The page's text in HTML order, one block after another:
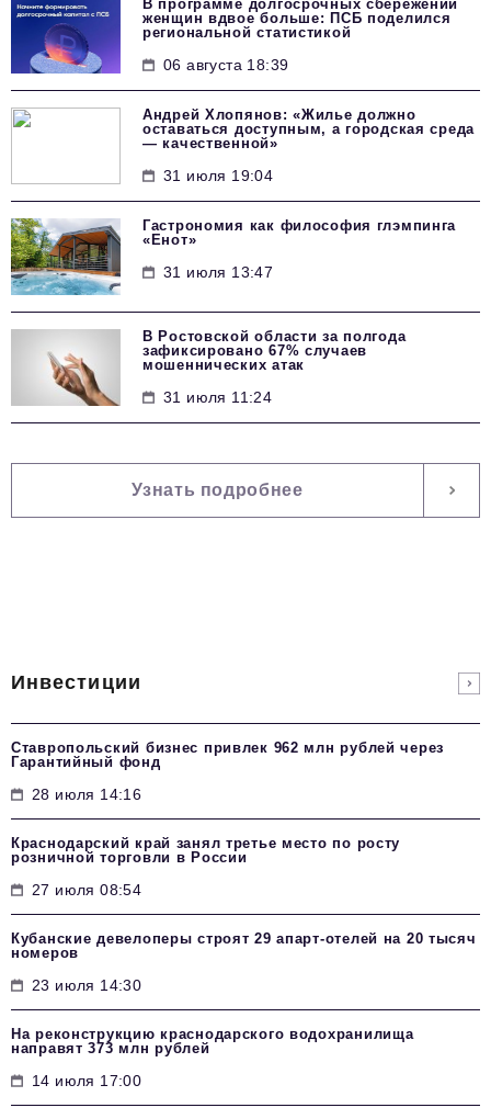
В программе долгосрочных сбережений
женщин вдвое больше: ПСБ поделился
региональной статистикой
06 августа 18:39
Андрей Хлопянов: «Жилье должно
оставаться доступным, а городская среда
— качественной»
31 июля 19:04
Гастрономия как философия глэмпинга
«Енот»
31 июля 13:47
В Ростовской области за полгода
зафиксировано 67% случаев
мошеннических атак
31 июля 11:24
Узнать подробнее
Инвестиции
Ставропольский бизнес привлек 962 млн рублей через
Гарантийный фонд
28 июля 14:16
Краснодарский край занял третье место по росту
розничной торговли в России
27 июля 08:54
Кубанские девелоперы строят 29 апарт-отелей на 20 тысяч
номеров
23 июля 14:30
На реконструкцию краснодарского водохранилища
направят 373 млн рублей
14 июля 17:00